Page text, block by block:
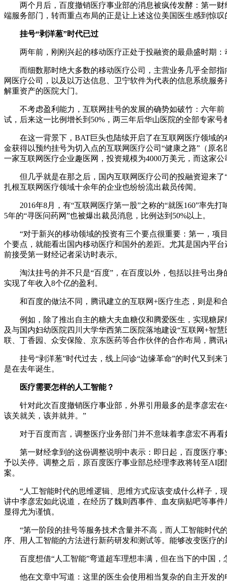
两个月后，百度撤销医疗事业部的消息被疯传发酵：第一财
端服务部门，转而重点布局的正是让上述这位美国医生感到惊叹
挂号“剥洋葱”时代已过
两年前，刚刚兴起的移动医疗正处于投融资的最鼎盛时期：
而细数那时绝大多数的移动医疗公司，主营业务几乎全部指
网医疗公司，以及以万达信息、卫宁软件为代表的信息系统服
解重资产的医院大门。
不考虑盈利能力，互联网挂号的发展的确势如破竹：六年前
试，后来这一比例增长到50%，两三年后华山医院的全部专家号
在这一背景下，BAT巨头也陆续开启了在互联网医疗领域的
金获得以预约挂号为切入点的互联网医疗公司“健康之路”（原
一家互联网医疗企业趣医网，投资规模为4000万美元，而这家公
但几乎就是在那之后，国内互联网医疗公司的投融资迎来了
扎根互联网医疗领域十余年的企业也纷纷流出裁员传闻。
2016年8月，有“互联网医疗第一股”之称的“就医160”率先打
5年的“寻医问药网”也被爆出裁员消息，比例达到50%以上。
“对于新兴的移动领域的投资有三个要点很重要：第一，项
个要点，就能看出国内移动医疗和国外的差距。尤其是国内平
前接受第一财经记者采访时表示。
淘汰挂号的并不只是“百度”，在百度以外，包括以挂号出身
实现了年收入8个亿的盈利。
和百度的做法不同，腾讯建立的互联网+医疗生态，则是和
例如，除了推出自主的糖大夫血糖仪和腾爱医生，实现糖尿
及与国内妇幼医院四川大学华西第二医院落地建设“互联网+智
联、丁香园、众安保险、京东医药等合作伙伴的合作布局，腾讯
挂号“剥洋葱”时代过去，线上问诊“边缘革命”的时代又到来
是在去年诞生。
医疗需要怎样的人工智能？
针对此次百度撤销医疗事业部，外界引用最多的是李彦宏在
该关就关，该并就并。”
对于百度而言，调整医疗业务部门并不意味着李彦宏不再看
第一财经拿到的这份调整说明中表示：即日起，百度医疗事
予以关停。调整之后，原百度医疗事业部总经理李政将转至AI
案。
“人工智能时代的思维逻辑、思维方式应该变成什么样子，
讲中李彦宏如此说道，在经历了魏则西事件、血友病贴吧等事
显得尤为谨慎。
“第一阶段的挂号等服务技术含量并不高，而人工智能时代的
序、用人工智能的方法进行新药研发和测试等。能够改变医疗的
百度想借“人工智能”弯道超车理想丰满，但在当下的中国，
他在文章中写道：这里的医生会使用相当复杂的自主开发的